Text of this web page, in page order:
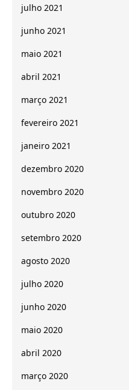
julho 2021
junho 2021
maio 2021
abril 2021
março 2021
fevereiro 2021
janeiro 2021
dezembro 2020
novembro 2020
outubro 2020
setembro 2020
agosto 2020
julho 2020
junho 2020
maio 2020
abril 2020
março 2020